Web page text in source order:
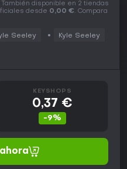
disponible en 2 tiendas
desde 0,00 €. Compara
Seeley Kyle Seeley
KEYSHOPS
0,37 €
-9%